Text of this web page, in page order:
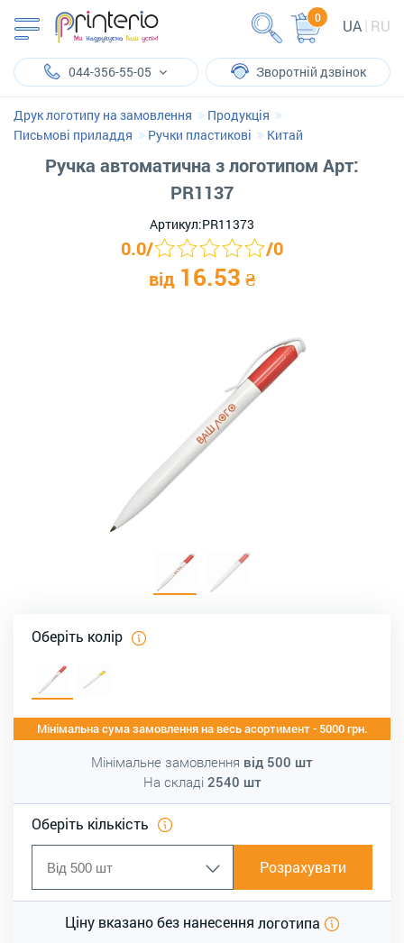
UA RU
0
044-356-55-05 Зворотній дзвінок
Друк логотипу на замовлення
Продукція
Письмові приладдя
Ручки пластикові Китай
Ручка автоматична з логотипом Арт:
PR1137
Артикул:PR11373
0.0/ /0
від 16.53 ₴
Оберіть колір
Мінімальна сума замовлення на весь асортимент - 5000 грн.
Мінімальне замовлення від 500 шт
На складі 2540 шт
Оберіть кількість
Розрахувати
Ціну вказано без нанесення логотипа